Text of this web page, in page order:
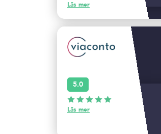
Läs mer
5.0
Läs mer